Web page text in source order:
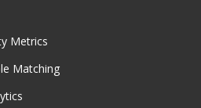
Metrics
Matching